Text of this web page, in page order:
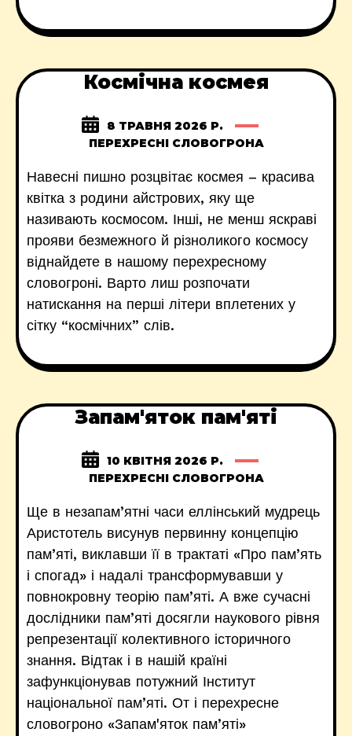
Космічна космея
8 ТРАВНЯ 2026 Р.
ПЕРЕХРЕСНІ СЛОВОГРОНА
Навесні пишно розцвітає космея – красива
квітка з родини айстрових, яку ще
називають космосом. Інші, не менш яскраві
прояви безмежного й різноликого космосу
віднайдете в нашому перехресному
словогроні. Варто лиш розпочати
натискання на перші літери вплетених у
сітку “космічних” слів.
Запам'яток пам'яті
10 КВІТНЯ 2026 Р.
ПЕРЕХРЕСНІ СЛОВОГРОНА
Ще в незапам’ятні часи еллінський мудрець
Аристотель висунув первинну концепцію
пам’яті, виклавши її в трактаті «Про пам’ять
і спогад» і надалі трансформувавши у
повнокровну теорію пам’яті. А вже сучасні
дослідники пам’яті досягли наукового рівня
репрезентації колективного історичного
знання. Відтак і в нашій країні
зафункціонував потужний Інститут
національної пам’яті. От і перехресне
словогроно «Запам'яток пам’яті»